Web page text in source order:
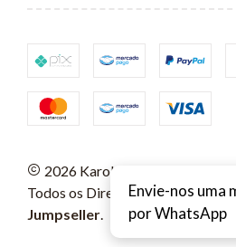
2026 Karols Arquivos Digitais.
Todos os Direitos Reservados.
Jumpseller
Envie-nos uma
por WhatsApp